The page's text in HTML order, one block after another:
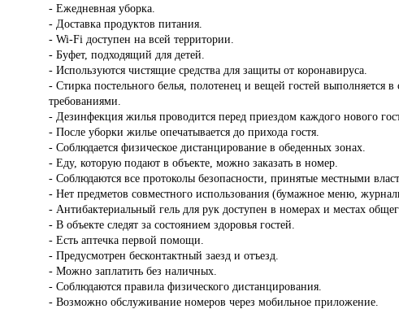
- Ежедневная уборка.
- Доставка продуктов питания.
- Wi-Fi доступен на всей территории.
- Буфет, подходящий для детей.
- Используются чистящие средства для защиты от коронавируса.
- Стирка постельного белья, полотенец и вещей гостей выполняется
требованиями.
- Дезинфекция жилья проводится перед приездом каждого нового
- После уборки жилье опечатывается до прихода гостя.
- Соблюдается физическое дистанцирование в обеденных зонах.
- Еду, которую подают в объекте, можно заказать в номер.
- Соблюдаются все протоколы безопасности, принятые местными
- Нет предметов совместного использования (бумажное меню,
- Антибактериальный гель для рук доступен в номерах и местах
- В объекте следят за состоянием здоровья гостей.
- Есть аптечка первой помощи.
- Предусмотрен бесконтактный заезд и отъезд.
- Можно заплатить без наличных.
- Соблюдаются правила физического дистанцирования.
- Возможно обслуживание номеров через мобильное приложение.